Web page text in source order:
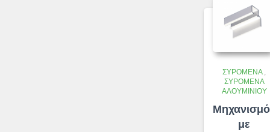
ΣΥΡΌΜΕΝΑ,
ΣΥΡΌΜΕΝΑ
ΑΛΟΥΜΙΝΊΟΥ
με